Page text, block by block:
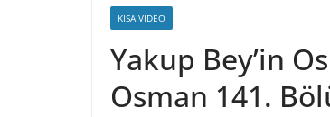
KISA VIDEO
Yakup Bey’in
Osman 141.